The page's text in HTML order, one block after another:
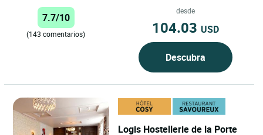
7.7/10
(143 comentarios)
desde
104.03 USD
Descubra
Logis Hostellerie de la Porte